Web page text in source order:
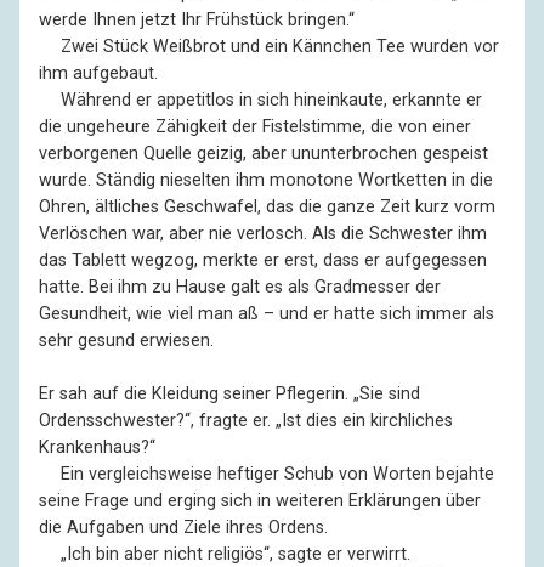
werde Ihnen jetzt Ihr Frühstück bringen.“
Zwei Stück Weißbrot und ein Kännchen Tee wurden vor
ihm aufgebaut.
Während er appetitlos in sich hineinkaute, erkannte er
die ungeheure Zähigkeit der Fistelstimme, die von einer
verborgenen Quelle geizig, aber ununterbrochen gespeist
wurde. Ständig nieselten ihm monotone Wortketten in die
Ohren, ältliches Geschwafel, das die ganze Zeit kurz vorm
Verlöschen war, aber nie verlosch. Als die Schwester ihm
das Tablett wegzog, merkte er erst, dass er aufgegessen
hatte. Bei ihm zu Hause galt es als Gradmesser der
Gesundheit, wie viel man aß – und er hatte sich immer als
sehr gesund erwiesen.
Er sah auf die Kleidung seiner Pflegerin. „Sie sind
Ordensschwester?“, fragte er. „Ist dies ein kirchliches
Krankenhaus?“
Ein vergleichsweise heftiger Schub von Worten bejahte
seine Frage und erging sich in weiteren Erklärungen über
die Aufgaben und Ziele ihres Ordens.
„Ich bin aber nicht religiös“, sagte er verwirrt.